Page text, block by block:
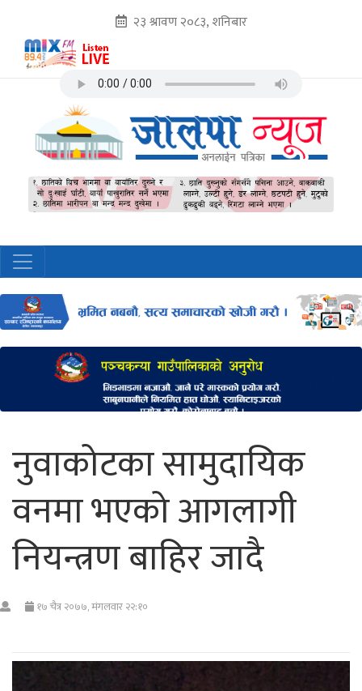
२३ श्रावण २०८३, शनिबार
नुवाकोटका सामुदायिक
वनमा भएको आगलागी
नियन्त्रण बाहिर जादै
१७ चैत्र २०७७, मंगलवार २२:१०